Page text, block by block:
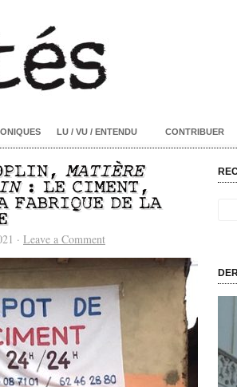
LU / VU / ENTENDU CONTRIBUER
MATIÈRE
: LE CIMENT,
FABRIQUE DE LA
· Leave a Comment